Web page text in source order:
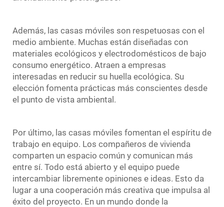
Además, las casas móviles son respetuosas con el
medio ambiente. Muchas están diseñadas con
materiales ecológicos y electrodomésticos de bajo
consumo energético. Atraen a empresas
interesadas en reducir su huella ecológica. Su
elección fomenta prácticas más conscientes desde
el punto de vista ambiental.
Por último, las casas móviles fomentan el espíritu de
trabajo en equipo. Los compañeros de vivienda
comparten un espacio común y comunican más
entre sí. Todo está abierto y el equipo puede
intercambiar libremente opiniones e ideas. Esto da
lugar a una cooperación más creativa que impulsa al
éxito del proyecto. En un mundo donde la